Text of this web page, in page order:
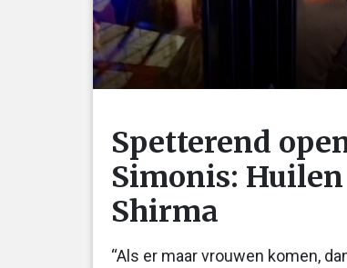
Spetterend
Simonis:
Shirma
“Als er maar vrouwen komen,